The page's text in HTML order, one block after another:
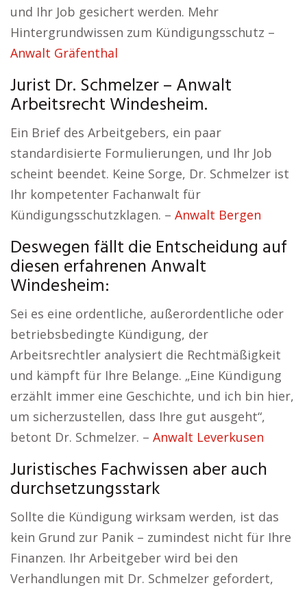
und Ihr Job gesichert werden. Mehr
Hintergrundwissen zum Kündigungsschutz –
Anwalt Gräfenthal
Jurist Dr. Schmelzer – Anwalt
Arbeitsrecht Windesheim.
Ein Brief des Arbeitgebers, ein paar
standardisierte Formulierungen, und Ihr Job
scheint beendet. Keine Sorge, Dr. Schmelzer ist
Ihr kompetenter Fachanwalt für
Kündigungsschutzklagen. – Anwalt Bergen
Deswegen fällt die Entscheidung auf
diesen erfahrenen Anwalt
Windesheim:
Sei es eine ordentliche, außerordentliche oder
betriebsbedingte Kündigung, der
Arbeitsrechtler analysiert die Rechtmäßigkeit
und kämpft für Ihre Belange. „Eine Kündigung
erzählt immer eine Geschichte, und ich bin hier,
um sicherzustellen, dass Ihre gut ausgeht“,
betont Dr. Schmelzer. – Anwalt Leverkusen
Juristisches Fachwissen aber auch
durchsetzungsstark
Sollte die Kündigung wirksam werden, ist das
kein Grund zur Panik – zumindest nicht für Ihre
Finanzen. Ihr Arbeitgeber wird bei den
Verhandlungen mit Dr. Schmelzer gefordert,